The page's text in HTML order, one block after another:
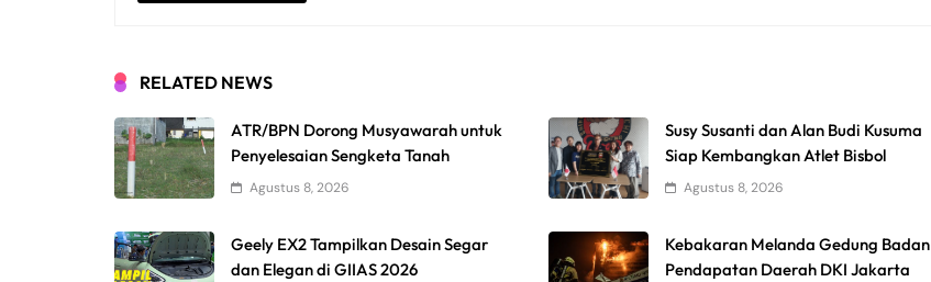
RELATED NEWS
ATR/BPN Dorong Musyawarah untuk
Penyelesaian Sengketa Tanah
Agustus 8, 2026
Susy Susanti dan Alan Budi Kusuma
Siap Kembangkan Atlet Bisbol
Agustus 8, 2026
Geely EX2 Tampilkan Desain Segar
dan Elegan di GIIAS 2026
Kebakaran Melanda Gedung Badan
Pendapatan Daerah DKI Jakarta